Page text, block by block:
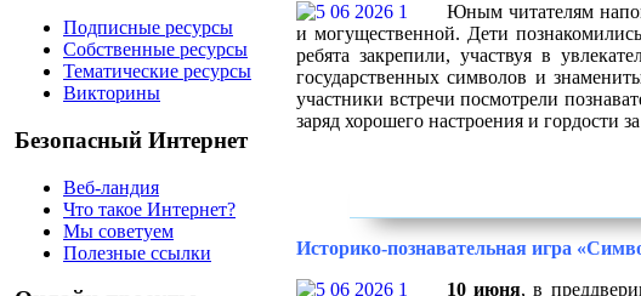
Подписные ресурсы
Собственные ресурсы
Тематические ресурсы
Викторины
Безопасный Интернет
Веб-ландия
Что такое Интернет?
Мы советуем
Полезные ссылки
Юным читателям
и могущественной. Дети
ребята закрепили, участвуя в
государственных символов и
участники встречи посмотрели
заряд хорошего настроения и гордости
Историко-познавательная игра
10 июня, в